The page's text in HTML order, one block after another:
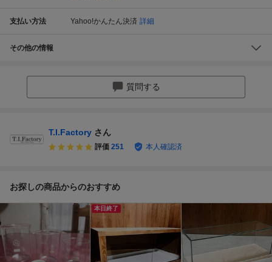
支払い方法 Yahoo!かんたん決済 詳細
その他の情報
質問する
T.I.Factory さん
評価 251 本人確認済
お探しの商品からのおすすめ
本日終了